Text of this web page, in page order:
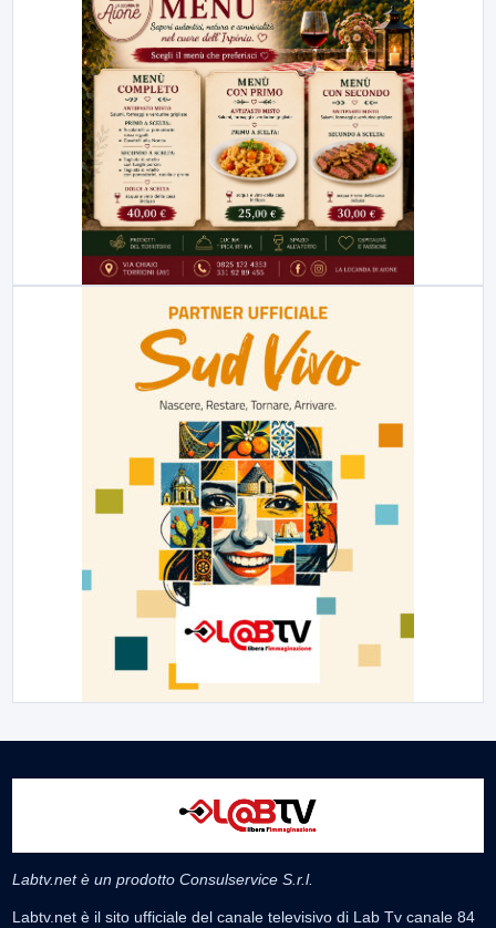
Labtv.net è un prodotto Consulservice S.r.l.
Labtv.net è il sito ufficiale del canale televisivo di Lab Tv canale 84